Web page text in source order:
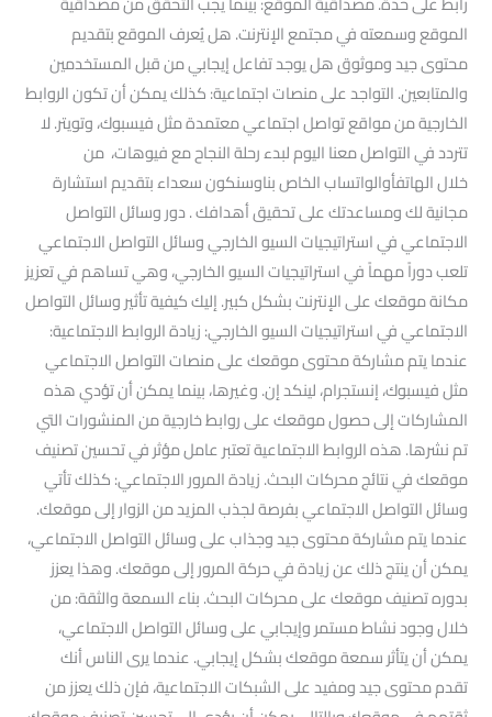
الموقع وسمعته في مجتمع الإنترنت. هل يُعرف الموقع بتقديم
محتوى جيد وموثوق هل يوجد تفاعل إيجابي من قبل المستخدمين
والمتابعين. التواجد على منصات اجتماعية: كذلك يمكن أن تكون الروابط
الخارجية من مواقع تواصل اجتماعي معتمدة مثل فيسبوك، وتويتر. لا
تتردد في التواصل معنا اليوم لبدء رحلة النجاح مع فيوهات، من
خلال الهاتفأوالواتساب الخاص بناوسنكون سعداء بتقديم استشارة
مجانية لك ومساعدتك على تحقيق أهدافك . دور وسائل التواصل
الاجتماعي في استراتيجيات السيو الخارجي وسائل التواصل الاجتماعي
تلعب دوراً مهماً في استراتيجيات السيو الخارجي، وهي تساهم في تعزيز
مكانة موقعك على الإنترنت بشكل كبير. إليك كيفية تأثير وسائل التواصل
الاجتماعي في استراتيجيات السيو الخارجي: زيادة الروابط الاجتماعية:
عندما يتم مشاركة محتوى موقعك على منصات التواصل الاجتماعي
مثل فيسبوك، إنستجرام، لينكد إن. وغيرها، بينما يمكن أن تؤدي هذه
المشاركات إلى حصول موقعك على روابط خارجية من المنشورات التي
تم نشرها. هذه الروابط الاجتماعية تعتبر عامل مؤثر في تحسين تصنيف
موقعك في نتائج محركات البحث. زيادة المرور الاجتماعي: كذلك تأتي
وسائل التواصل الاجتماعي بفرصة لجذب المزيد من الزوار إلى موقعك.
عندما يتم مشاركة محتوى جيد وجذاب على وسائل التواصل الاجتماعي،
يمكن أن ينتج ذلك عن زيادة في حركة المرور إلى موقعك. وهذا يعزز
بدوره تصنيف موقعك على محركات البحث. بناء السمعة والثقة: من
خلال وجود نشاط مستمر وإيجابي على وسائل التواصل الاجتماعي،
يمكن أن يتأثر سمعة موقعك بشكل إيجابي. عندما يرى الناس أنك
تقدم محتوى جيد ومفيد على الشبكات الاجتماعية، فإن ذلك يعزز من